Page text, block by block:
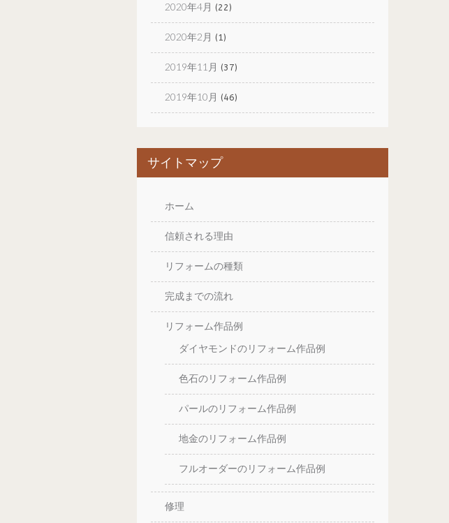
2020年4月 (22)
2020年2月 (1)
2019年11月 (37)
2019年10月 (46)
サイトマップ
ホーム
信頼される理由
リフォームの種類
完成までの流れ
リフォーム作品例
ダイヤモンドのリフォーム作品例
色石のリフォーム作品例
パールのリフォーム作品例
地金のリフォーム作品例
フルオーダーのリフォーム作品例
修理